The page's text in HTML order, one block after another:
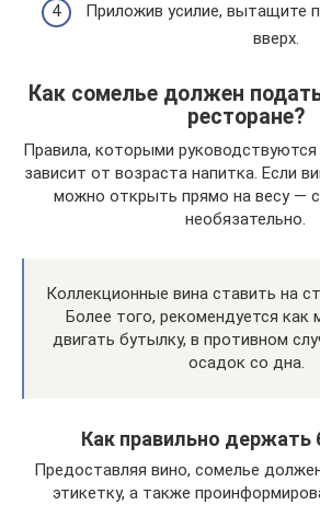
Приложив усилие, вытащите
вверх.
Как сомелье должен
ресторане?
Правила, которыми
зависит от возраста напитка. Если
можно открыть прямо на весу —
необязательно.
Коллекционные вина ставить на
Более того, рекомендуется
двигать бутылку, в противном
осадок со дна.
Как правильно держать
Предоставляя вино, сомелье
этикетку, а также